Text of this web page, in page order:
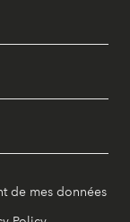
de mes données